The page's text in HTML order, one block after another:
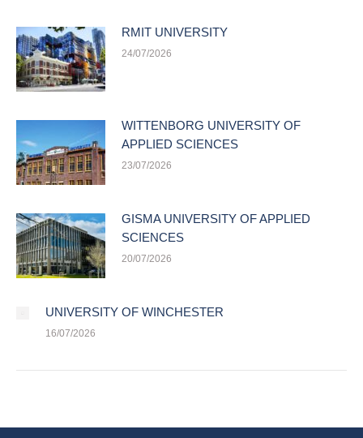
RMIT UNIVERSITY
24/07/2026
WITTENBORG UNIVERSITY OF
APPLIED SCIENCES
23/07/2026
GISMA UNIVERSITY OF APPLIED
SCIENCES
20/07/2026
UNIVERSITY OF WINCHESTER
16/07/2026